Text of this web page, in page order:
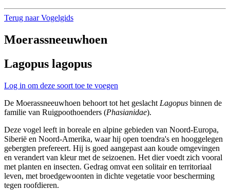
Terug naar Vogelgids
Moerassneeuwhoen
Lagopus lagopus
Log in om deze soort toe te voegen
De Moerassneeuwhoen behoort tot het geslacht Lagopus binnen de
familie van Ruigpoothoenders (Phasianidae).
Deze vogel leeft in boreale en alpine gebieden van Noord-Europa,
Siberië en Noord-Amerika, waar hij open toendra's en hooggelegen
gebergten prefereert. Hij is goed aangepast aan koude omgevingen
en verandert van kleur met de seizoenen. Het dier voedt zich vooral
met planten en insecten. Gedrag omvat een solitair en territoriaal
leven, met broedgewoonten in dichte vegetatie voor bescherming
tegen roofdieren.